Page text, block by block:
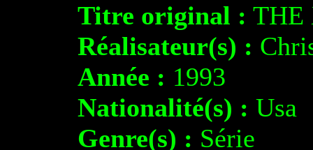
Titre original : THE
Réalisateur(s) :
Année : 1993
Nationalité(s) : Usa
Genre(s) : Série